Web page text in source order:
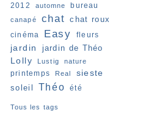
2012 automne bureau
canapé chat chat roux
cinéma Easy fleurs
jardin jardin de Théo
Lolly Lustig nature
printemps Real
sieste
soleil
Théo été
Tous les tags